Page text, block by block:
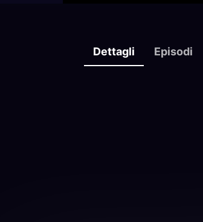
Dettagli Episodi